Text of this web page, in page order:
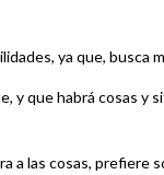
ya que, busca
y que habrá cosas y
a las cosas, prefiere